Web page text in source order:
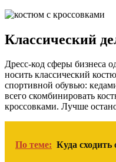
Классический
Дресс-код сферы бизнеса
носить классический
спортивной обувью:
всего скомбинировать
кроссовками. Лучше
По теме: Куда